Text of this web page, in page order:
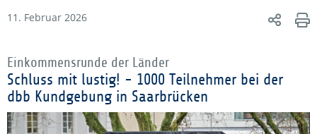
11. Februar 2026
Einkommensrunde der Länder
Schluss mit lustig! - 1000 Teilnehmer bei der
dbb Kundgebung in Saarbrücken